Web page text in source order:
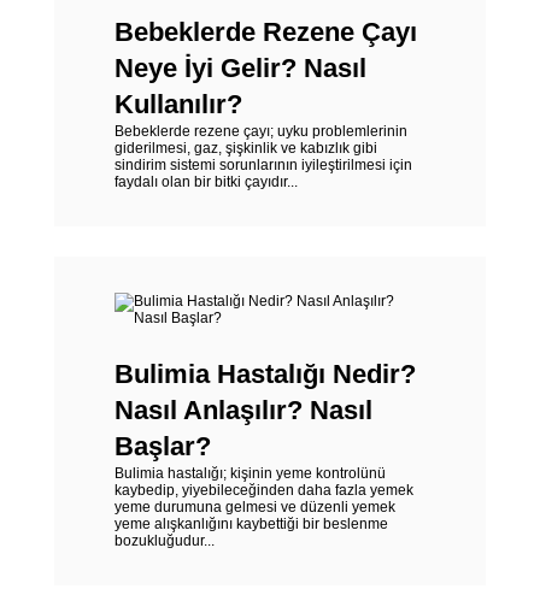
Bebeklerde Rezene Çayı
Neye İyi Gelir? Nasıl
Kullanılır?
Bebeklerde rezene çayı; uyku problemlerinin
giderilmesi, gaz, şişkinlik ve kabızlık gibi
sindirim sistemi sorunlarının iyileştirilmesi için
faydalı olan bir bitki çayıdır...
Bulimia Hastalığı Nedir?
Nasıl Anlaşılır? Nasıl
Başlar?
Bulimia hastalığı; kişinin yeme kontrolünü
kaybedip, yiyebileceğinden daha fazla yemek
yeme durumuna gelmesi ve düzenli yemek
yeme alışkanlığını kaybettiği bir beslenme
bozukluğudur...